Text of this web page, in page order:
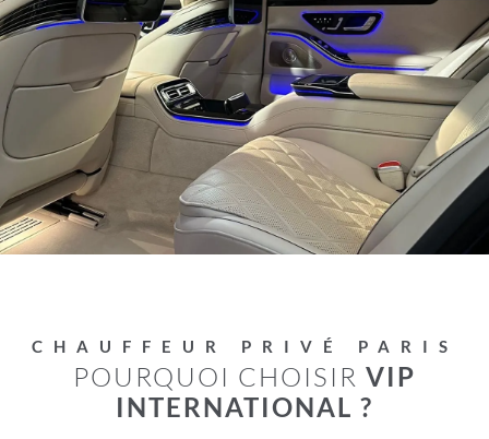
CHAUFFEUR PRIVÉ PARIS
POURQUOI CHOISIR VIP
INTERNATIONAL ?